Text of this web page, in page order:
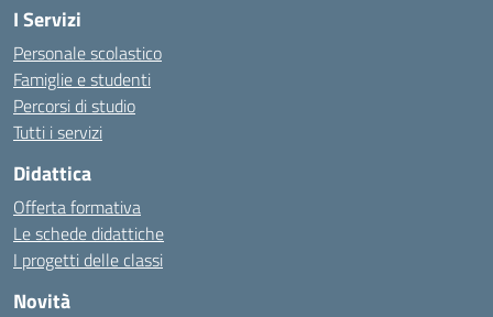
I Servizi
Personale scolastico
Famiglie e studenti
Percorsi di studio
Tutti i servizi
Didattica
Offerta formativa
Le schede didattiche
I progetti delle classi
Novità